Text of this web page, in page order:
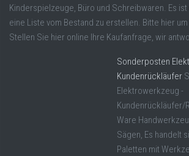
Kinderspielzeuge, Büro und Schreibwaren. Es
eine Liste vom Bestand zu erstellen. Bitte hier
Stellen Sie hier online Ihre Kaufanfrage, wir
Sonderposten
Kundenrückläufer
Elektrowerkzeug -
Kundenrückläufer/
Ware
Sägen, Es handelt
Paletten mit